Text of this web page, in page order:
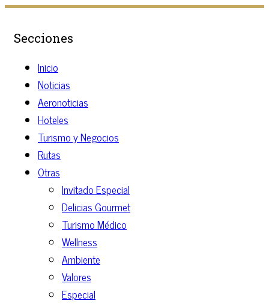
Secciones
Inicio
Noticias
Aeronoticias
Hoteles
Turismo y Negocios
Rutas
Otras
Invitado Especial
Delicias Gourmet
Turismo Médico
Wellness
Ambiente
Valores
Especial